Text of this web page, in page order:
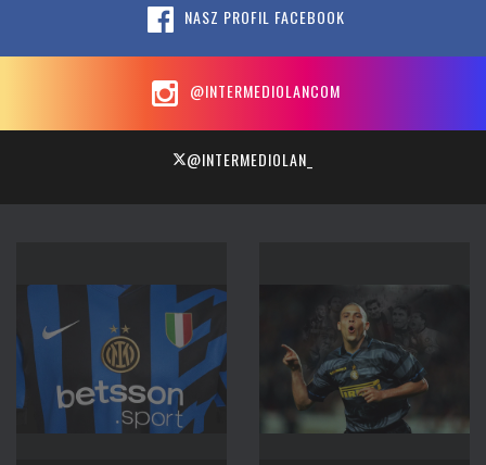
NASZ PROFIL FACEBOOK
@INTERMEDIOLANCOM
@INTERMEDIOLAN_